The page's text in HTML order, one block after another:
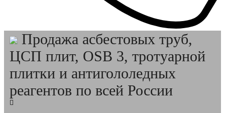
Продажа асбестовых труб,
ЦСП плит, OSB 3, тротуарной
плитки и антигололедных
реагентов по всей России